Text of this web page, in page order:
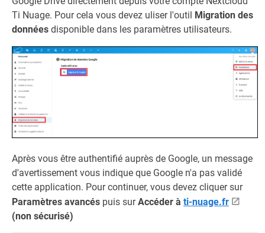
Ti Nuage. Pour cela vous devez uliser l'outil Migration des
données disponible dans les paramètres utilisateurs.
Après vous être authentifié auprès de Google, un message
d'avertissement vous indique que Google n'a pas validé
cette application. Pour continuer, vous devez cliquer sur
Paramètres avancés puis surAccéder à ti-nuage.fr
(non sécurisé)